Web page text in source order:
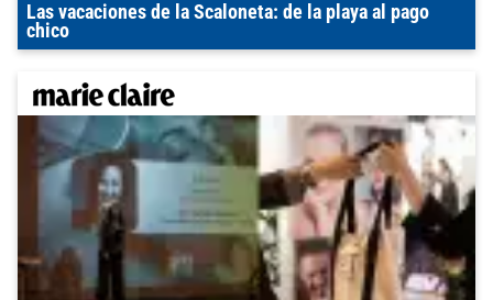
Las vacaciones de la Scaloneta: de la playa al pago
chico